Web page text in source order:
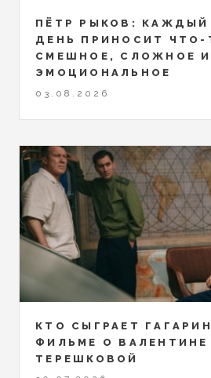
ПЁТР РЫКОВ:
ДЕНЬ ПРИНОСИТ ЧТО-
СМЕШНОЕ, СЛОЖНОЕ
ЭМОЦИОНАЛЬНОЕ
03.08.2026
КТО СЫГРАЕТ
ФИЛЬМЕ О ВАЛЕНТИНЕ
ТЕРЕШКОВОЙ